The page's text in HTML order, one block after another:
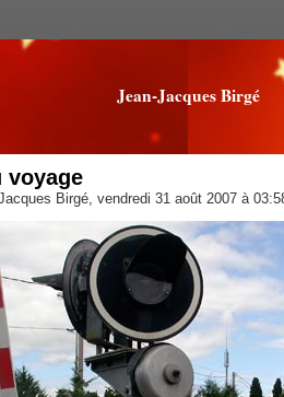
Jean-Jacques Birgé
voyage
Birgé, vendredi 31 août 2007 à